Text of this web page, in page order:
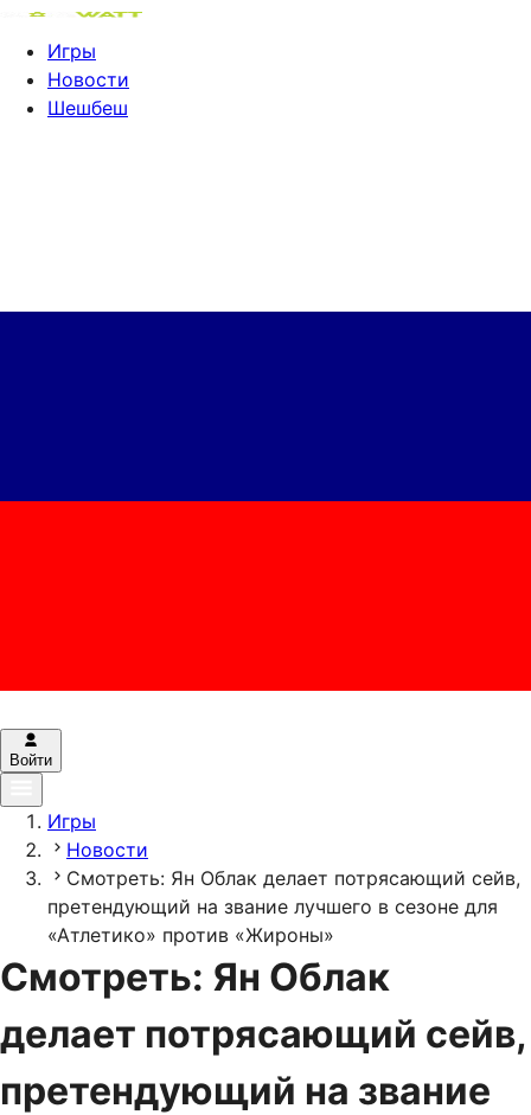
Игры
Новости
Шешбеш
Войти
Игры
Новости
Смотреть: Ян Облак делает потрясающий сейв,
претендующий на звание лучшего в сезоне для
«Атлетико» против «Жироны»
Смотреть: Ян Облак
делает потрясающий сейв,
претендующий на звание